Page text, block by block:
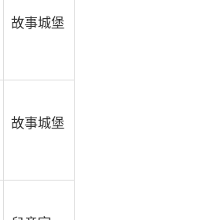
故事城堡
故事城堡